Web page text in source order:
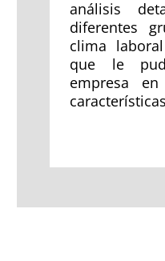
análisis
diferentes
clima
que le
empresa